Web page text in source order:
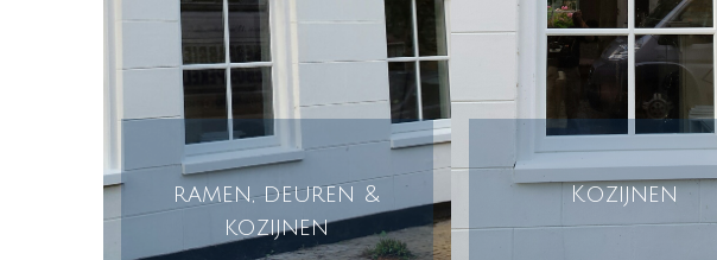
ramen, deuren &
kozijnen
Kozijnen